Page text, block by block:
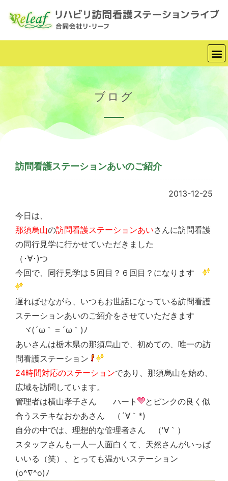
ブログ
訪問看護ステーションあいのご紹介
2013-12-25
今日は、
那須烏山の訪問看護ステーションあいさんに訪問看護
の同行見学に行かせていただきました
（･∀･)つ
今回で、同行見学は５回目？６回目？になります
遅ればせながら、いつもお世話になっている訪問看護
ステーションあいのご紹介をさせていただきます
ヾ(´ω｀＝´ω｀)ﾉ
あいさんは栃木県の那須烏山で、初めての、唯一の訪
問看護ステーション
24時間対応のステーションであり、那須烏山を始め、
広域を訪問しています。
管理者は横山孝子さん ハート
とピンクの良く似
合うステキなおかあさん （´∀｀*)
自分の中では、理想的な管理者さん （′∀｀）
スタッフさんも一人一人面白くて、天然さんがいっぱ
いいる（笑）、とっても温かいステーション
(o^∇^o)ﾉ